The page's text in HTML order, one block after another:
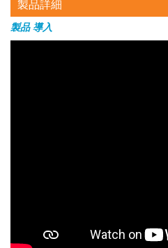
製品詳細
製品導入